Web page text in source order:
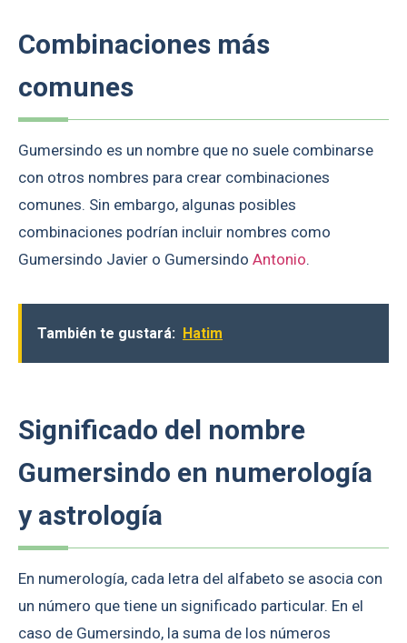
Combinaciones más
comunes
Gumersindo es un nombre que no suele combinarse
con otros nombres para crear combinaciones
comunes. Sin embargo, algunas posibles
combinaciones podrían incluir nombres como
Gumersindo Javier o Gumersindo Antonio.
También te gustará: Hatim
Significado del nombre
Gumersindo en numerología
y astrología
En numerología, cada letra del alfabeto se asocia con
un número que tiene un significado particular. En el
caso de Gumersindo, la suma de los números